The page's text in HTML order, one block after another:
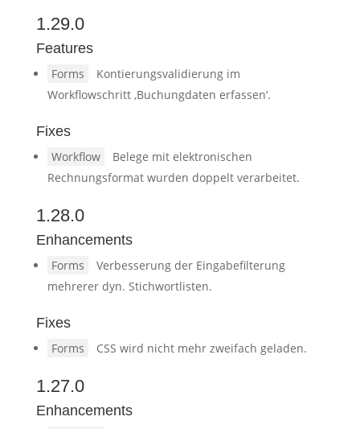
1.29.0
Features
Forms
Kontierungsvalidierung im
Workflowschritt ‚Buchungdaten erfassen‘.
Fixes
Workflow
Belege mit elektronischen
Rechnungsformat wurden doppelt verarbeitet.
1.28.0
Enhancements
Forms
Verbesserung der Eingabefilterung
mehrerer dyn. Stichwortlisten.
Fixes
Forms CSS wird nicht mehr zweifach geladen.
1.27.0
Enhancements